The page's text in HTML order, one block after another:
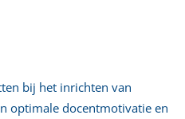
bij het inrichten van
optimale docentmotivatie en